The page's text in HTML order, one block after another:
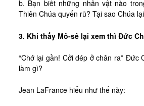
b. Bạn biết những nhân vật nào
Thiên Chúa quyến rũ? Tại sao Chúa
3. Khi thấy Mô-sê lại xem thì Đức
“Chớ lại gần! Cởi dép ở chân ra” Đức
làm gì?
Jean LaFrance hiểu như thế này: